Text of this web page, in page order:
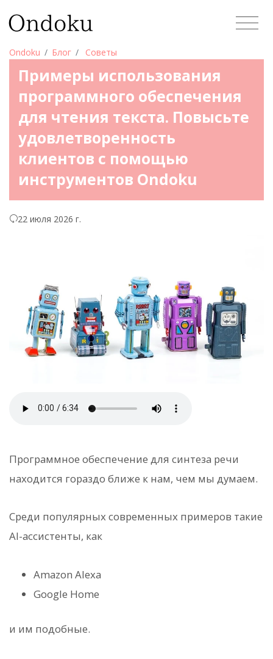
Ondoku Блог Советы
Примеры использования
программного обеспечения
для чтения текста. Повысьте
удовлетворенность
клиентов с помощью
инструментов Ondoku
22 июля 2026 г.
Программное обеспечение для синтеза речи
находится гораздо ближе к нам, чем мы думаем.
Среди популярных современных примеров такие
AI-ассистенты, как
Amazon Alexa
Google Home
и им подобные.